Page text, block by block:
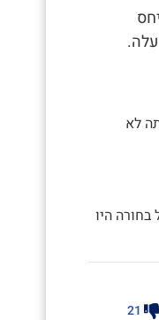
ב2018 ואתה לא
בחורה היו
21